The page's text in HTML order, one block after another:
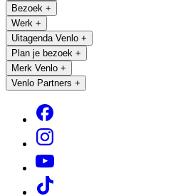
Bezoek +
Werk +
Uitagenda Venlo +
Plan je bezoek +
Merk Venlo +
Venlo Partners +